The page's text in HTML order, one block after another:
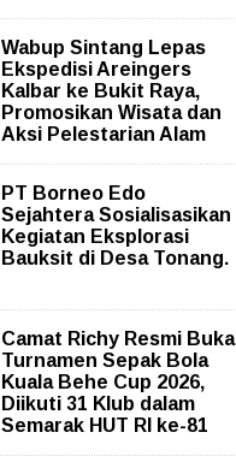
Wabup Sintang Lepas
Ekspedisi Areingers
Kalbar ke Bukit Raya,
Promosikan Wisata dan
Aksi Pelestarian Alam
PT Borneo Edo
Sejahtera Sosialisasikan
Kegiatan Eksplorasi
Bauksit di Desa Tonang.
Camat Richy Resmi Buka
Turnamen Sepak Bola
Kuala Behe Cup 2026,
Diikuti 31 Klub dalam
Semarak HUT RI ke-81